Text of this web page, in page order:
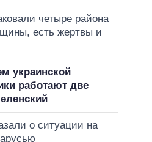
четыре района
есть жертвы и
украинской
работают две
о ситуации на